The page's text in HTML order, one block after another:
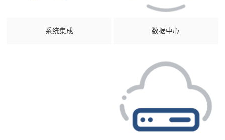
系统集成 数据中心